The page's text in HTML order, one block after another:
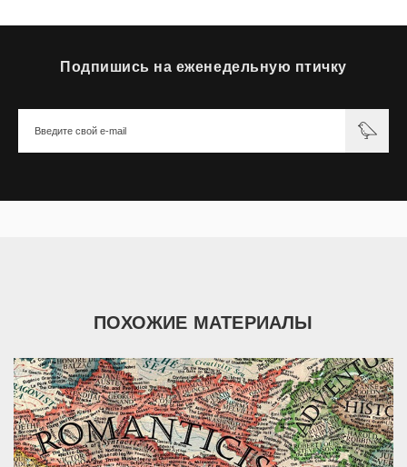
Подпишись на еженедельную птичку
ПОХОЖИЕ МАТЕРИАЛЫ